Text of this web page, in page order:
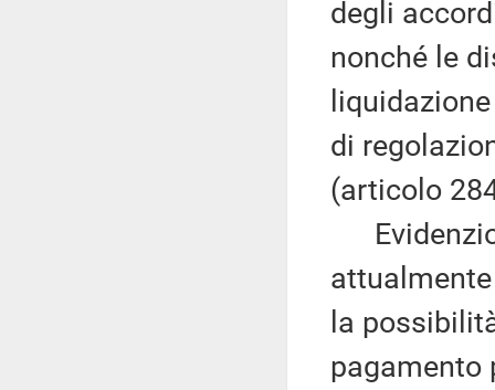
degli
nonché le
di
(articolo
Evidenzio
la
pagamento